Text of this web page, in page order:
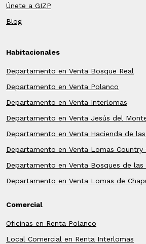
Únete a GIZP
Blog
Habitacionales
Departamento en Venta Bosque Real
Departamento en Venta Polanco
Departamento en Venta Interlomas
Departamento en Venta Jesús del
Departamento en Venta Hacienda de
Departamento en Venta Lomas Country
Departamento en Venta Bosques de las
Departamento en Venta Lomas de
Comercial
Oficinas en Renta Polanco
Local Comercial en Renta Interlomas